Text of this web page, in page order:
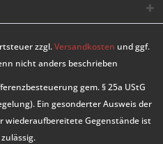
zzgl.Versandkosten und ggf.
nicht anders beschrieben
gem. § 25a UStG
Ein gesonderter Ausweis der
wiederaufbereitete Gegenstände ist